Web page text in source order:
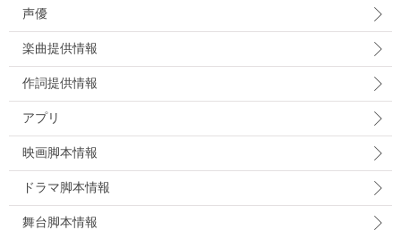
声優
楽曲提供情報
作詞提供情報
アプリ
映画脚本情報
ドラマ脚本情報
舞台脚本情報